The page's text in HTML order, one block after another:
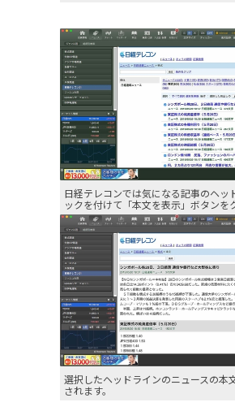
日経テレコンでは気になる記事のヘッ
ックを付けて「本文を表示」ボタンを
選択したヘッドラインのニュースの本
されます。